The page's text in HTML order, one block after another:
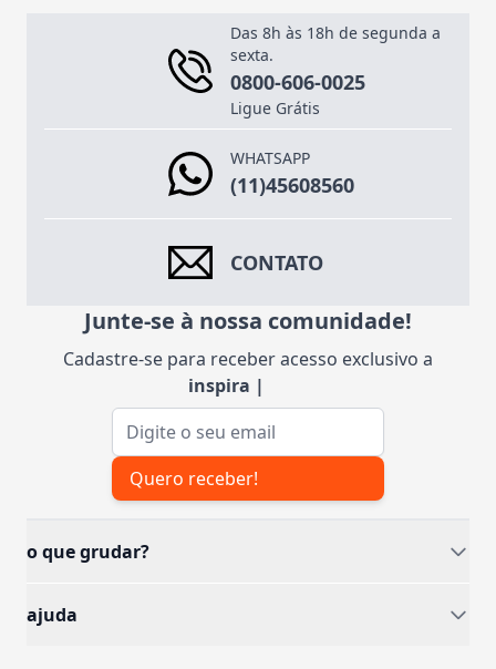
Das 8h às 18h de segunda a
sexta.
0800-606-0025
Ligue Grátis
WHATSAPP
(11)45608560
CONTATO
Junte-se à nossa comunidade!
Cadastre-se para receber acesso exclusivo a
inspiraçõe
Endereço de e-mail
Quero receber!
o que grudar?
ajuda